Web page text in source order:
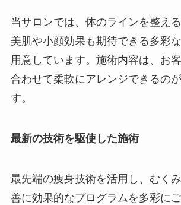
当サロンでは、体のラインを整える
美肌や小顔効果も期待できる多彩
用意しています。施術内容は、お
合わせて柔軟にアレンジできるの
す。
最新の技術を駆使した施術
最先端の痩身技術を活用し、むく
善に効果的なプログラムを多彩に